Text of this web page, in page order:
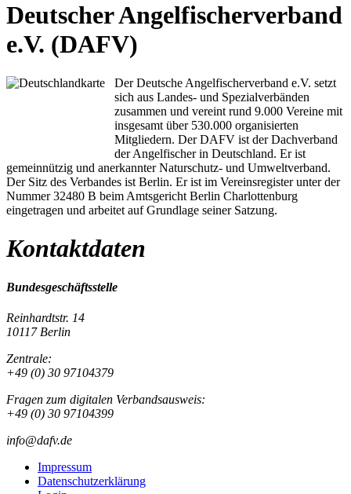
Deutscher Angelfischerverband
e.V. (DAFV)
Der Deutsche Angelfischerverband e.V. setzt
sich aus Landes- und Spezialverbänden
zusammen und vereint rund 9.000 Vereine mit
insgesamt über 530.000 organisierten
Mitgliedern. Der DAFV ist der Dachverband
der Angelfischer in Deutschland. Er ist
gemeinnützig und anerkannter Naturschutz- und Umweltverband.
Der Sitz des Verbandes ist Berlin. Er ist im Vereinsregister unter der
Nummer 32480 B beim Amtsgericht Berlin Charlottenburg
eingetragen und arbeitet auf Grundlage seiner Satzung.
Kontaktdaten
Bundesgeschäftsstelle
Reinhardtstr. 14
10117 Berlin
Zentrale:
+49 (0) 30 97104379
Fragen zum digitalen Verbandsausweis:
+49 (0) 30 97104399
info@dafv.de
Impressum
Datenschutzerklärung